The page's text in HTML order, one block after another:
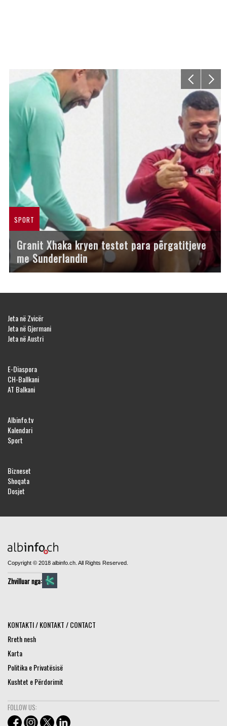
SPORT
Granit Xhaka kryen testet para përgatitjeve
me Sunderlandin
Jeta në Zvicër
Jeta në Gjermani
Jeta në Austri
E-Diaspora
CH-Ballkani
AT Balkani
Albinfo.tv
Kalendari
Sport
Bizneset
Shoqata
Dosjet
Copyright © 2018 albinfo.ch. All Rights Reserved.
Zhvilluar nga:
KONTAKTI / KONTAKT / CONTACT
Rreth nesh
Karta
Politika e Privatësisë
Kushtet e Përdorimit
FOLLOW US: